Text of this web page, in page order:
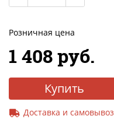
Розничная цена
1 408 руб.
Купить
Доставка и самовывоз